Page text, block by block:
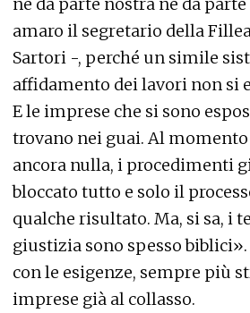
né da parte nostra né da
amaro il segretario della
Sartori -, perché un simile
affidamento dei lavori non si
E le imprese che si sono
trovano nei guai. Al
ancora nulla, i procedimenti
bloccato tutto e solo il
qualche risultato. Ma, si sa, i
giustizia sono spesso
con le esigenze, sempre più
imprese già al collasso.